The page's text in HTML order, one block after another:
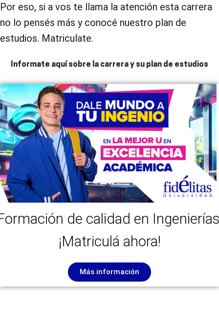
Por eso, si a vos te llama la atención esta carrera
no lo pensés más y conocé nuestro plan de
estudios. Matriculate.
Informate aquí sobre la carrera y su plan de estudios
de calidad en
¡Matriculá ahora!
Más información